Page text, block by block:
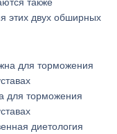
этих двух обширных
для торможения
диетология